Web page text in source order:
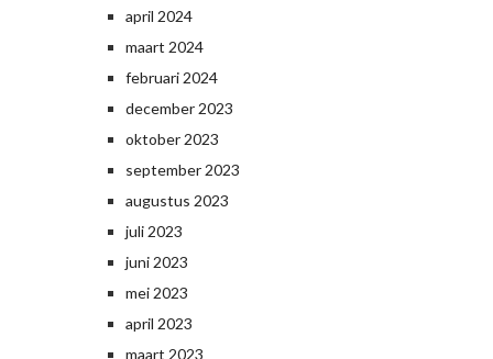
april 2024
maart 2024
februari 2024
december 2023
oktober 2023
september 2023
augustus 2023
juli 2023
juni 2023
mei 2023
april 2023
maart 2023